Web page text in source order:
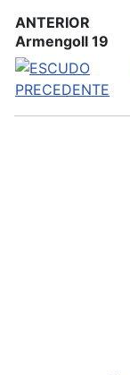
ANTERIOR
Armengoll 19